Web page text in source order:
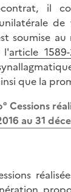
contrat, il
soumise
l'article
que la
Cessions
au 31